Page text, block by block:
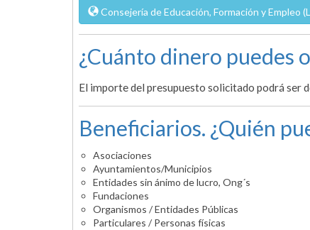
Consejería de Educación, Formación y Empleo
¿Cuánto dinero puedes
El importe del presupuesto solicitado podrá ser
Beneficiarios. ¿Quién
Asociaciones
Ayuntamientos/Municipios
Entidades sin ánimo de lucro, Ong´s
Fundaciones
Organismos / Entidades Públicas
Particulares / Personas físicas